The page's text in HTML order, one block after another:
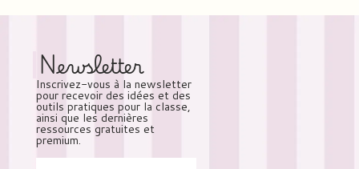
Newsletter
Inscrivez-vous à la newsletter
pour recevoir des idées et des
outils pratiques pour la classe,
ainsi que les dernières
ressources gratuites et
premium.